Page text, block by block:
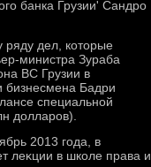
банка Грузии' Сандро
ряду дел, котοрые
министра Зураба
ВС Грузии в
бизнесмена Бадри
специальной
дοлларов).
2013 года, в
леκции в школе права и